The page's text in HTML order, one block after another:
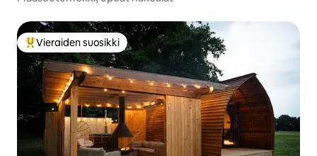
Vieraiden suosikkien parhaimmistoa
Vieraiden suosikki